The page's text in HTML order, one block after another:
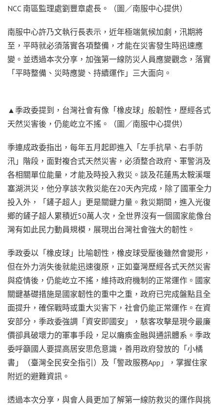
NCC 南區監理處劉豐章處長。（圖／南服中心提供）
南服中心許乃文執行長表示，近年極端氣候加劇，汛期將
至，平時就必須落實各項整備，才能在災害發生時迅速應
變。並透過本次分享，加強第一線防災人員應變觀念，落實
「平時整備、災時應變、持續運作」三大面向。
▲季政委提到，台灣社會有像「橡皮球」般韌性，歷經各式
天然災害後，仍能屹立不搖。（圖／南服中心提供）
季連成政委指出，每年五月起即進入「左手抗旱、右手防
汛」階段，面對複合式天然災害，必須整合政府、軍警消及
各相關單位能量，才能及時投入救災。談及花蓮馬太鞍溪堰
塞湖洪災，他分享該次救災能在20天內完成，除了國軍全力
投入外，「鏟子超人」更是關鍵力量。救災期間，進入光復
鄉的鏟子超人累積近50萬人次，全世界沒有一個國家能像台
灣有如此民力動員規模，展現出台灣社會強大的韌性。
季政委以「橡皮球」比喻韌性，橡皮球受壓後雖然會變形，
但在外力消失後就能迅速復原，正如臺灣歷經各式天然災害
與疫情後，仍能屹立不搖，維持政府機制的正常運作。國家
關鍵基礎措施是國家韌性的重中之重，政府已完成盤點且全
面提升，確保戰時或重大災害下，社會仍能正常運作。在資
安部分，季政委強調「資安即國安」，駭客攻擊是現今最廉
價卻具破壞力的軍事手段，足以癱瘓金融與通訊體系。季政
委呼籲國人要提高居安思危意識，善用政府發放的「小橘
書」（臺灣全民安全指引）及「警政服務App」，掌握住家
附近的避難資訊。
透過本次分享，與會人員更加了解第一線防救災的運作與挑